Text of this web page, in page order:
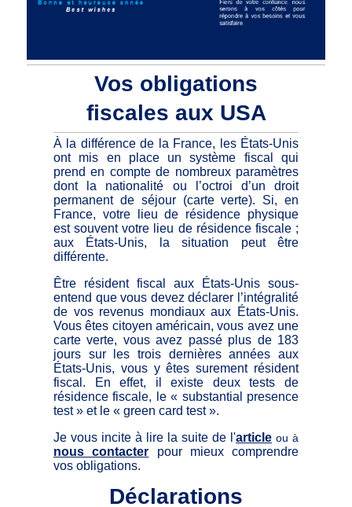
Vos obligations
fiscales aux USA
À la différence de la France, les États-Unis
ont mis en place un système fiscal qui
prend en compte de nombreux paramètres
dont la nationalité ou l’octroi d’un droit
permanent de séjour (carte verte). Si, en
France, votre lieu de résidence physique
est souvent votre lieu de résidence fiscale ;
aux États-Unis, la situation peut être
différente.
Être résident fiscal aux États-Unis sous-
entend que vous devez déclarer l’intégralité
de vos revenus mondiaux aux États-Unis.
Vous êtes citoyen américain, vous avez une
carte verte, vous avez passé plus de 183
jours sur les trois dernières années aux
États-Unis, vous y êtes surement résident
fiscal. En effet, il existe deux tests de
résidence fiscale, le « substantial presence
test » et le « green card test ».
Je vous incite à lire la suite de l'article ou à
nous contacter
pour mieux comprendre
vos obligations.
Déclarations